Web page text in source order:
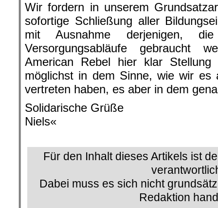
Wir fordern in unserem
sofortige Schließung aller
mit Ausnahme derjenigen,
Versorgungsabläufe gebraucht
American Rebel hier klar
möglichst in dem Sinne, wie wir es
vertreten haben, es aber in dem
Solidarische Grüße
Niels«
Für den Inhalt dieses Artikels ist
Dabei muss es sich nicht
Redaktion